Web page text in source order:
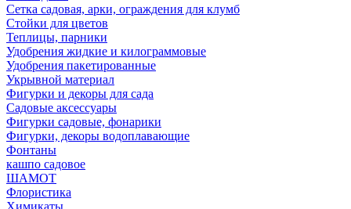
Сетка садовая, арки, ограждения для клумб
Стойки для цветов
Теплицы, парники
Удобрения жидкие и килограммовые
Удобрения пакетированные
Укрывной материал
Фигурки и декоры для сада
Садовые аксессуары
Фигурки садовые, фонарики
Фигурки, декоры водоплавающие
Фонтаны
кашпо садовое
ШАМОТ
Флористика
Химикаты